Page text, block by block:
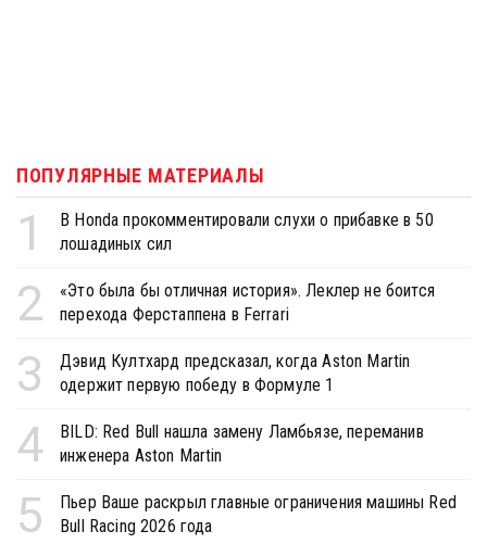
ПОПУЛЯРНЫЕ МАТЕРИАЛЫ
1
В Honda прокомментировали слухи о прибавке в 50
лошадиных сил
2
«Это была бы отличная история». Леклер не боится
перехода Ферстаппена в Ferrari
3
Дэвид Култхард предсказал, когда Aston Martin
одержит первую победу в Формуле 1
4
BILD: Red Bull нашла замену Ламбьязе, переманив
инженера Aston Martin
5
Пьер Ваше раскрыл главные ограничения машины Red
Bull Racing 2026 года